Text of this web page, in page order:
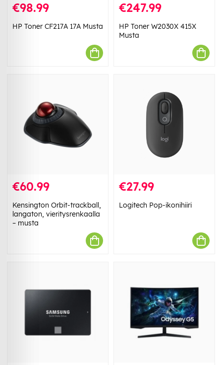
€98.99
HP Toner CF217A 17A Musta
€247.99
HP Toner W2030X 415X
Musta
€60.99
Kensington Orbit-trackball,
langaton, vieritysrenkaalla
– musta
€27.99
Logitech Pop-ikonihiiri